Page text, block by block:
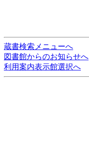
蔵書検索メニューへ
図書館からのお知らせへ
利用案内表示館選択へ